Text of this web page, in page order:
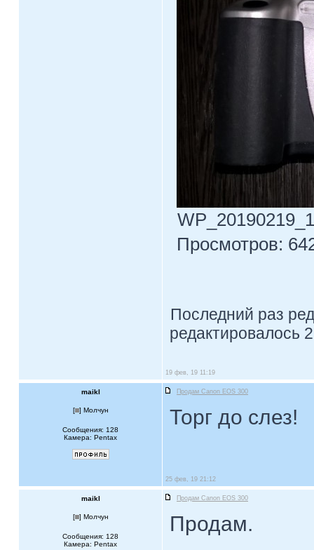
Просмотров:
Последний раз
редактировалось
19 фев, 19 11:19
maikl Продам Canon EOS 300
[ ] Молчун
Сообщения: 128
Камера: Pentax
Торг до слез!
25 фев, 19 21:12
maikl Продам Canon EOS 300
[ ] Молчун
Сообщения: 128
Камера: Pentax
Продам.